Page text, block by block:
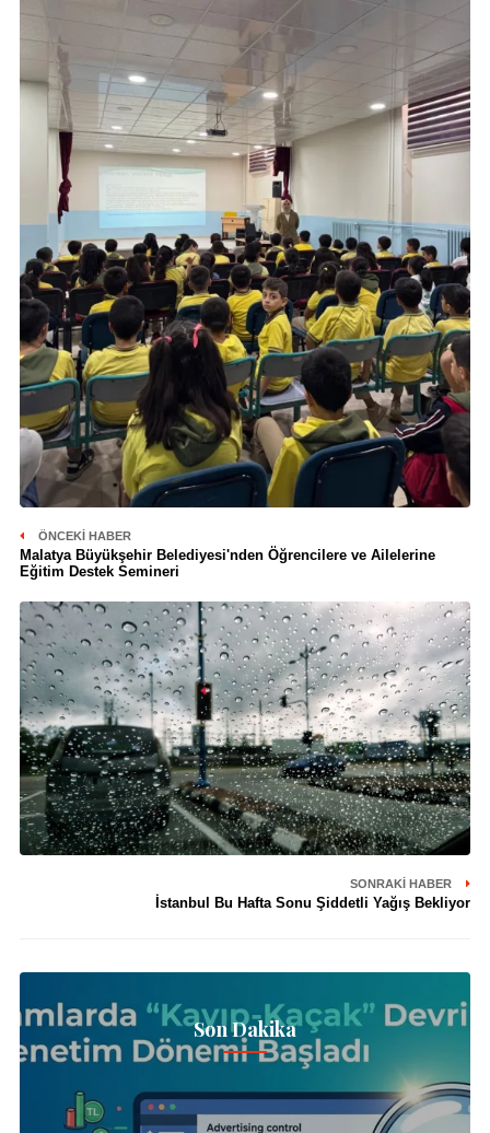
ÖNCEKI HABER
Malatya Büyükşehir Belediyesi'nden Öğrencilere ve Ailelerine
Eğitim Destek Semineri
SONRAKI HABER
İstanbul Bu Hafta Sonu Şiddetli Yağış Bekliyor
Son Dakika